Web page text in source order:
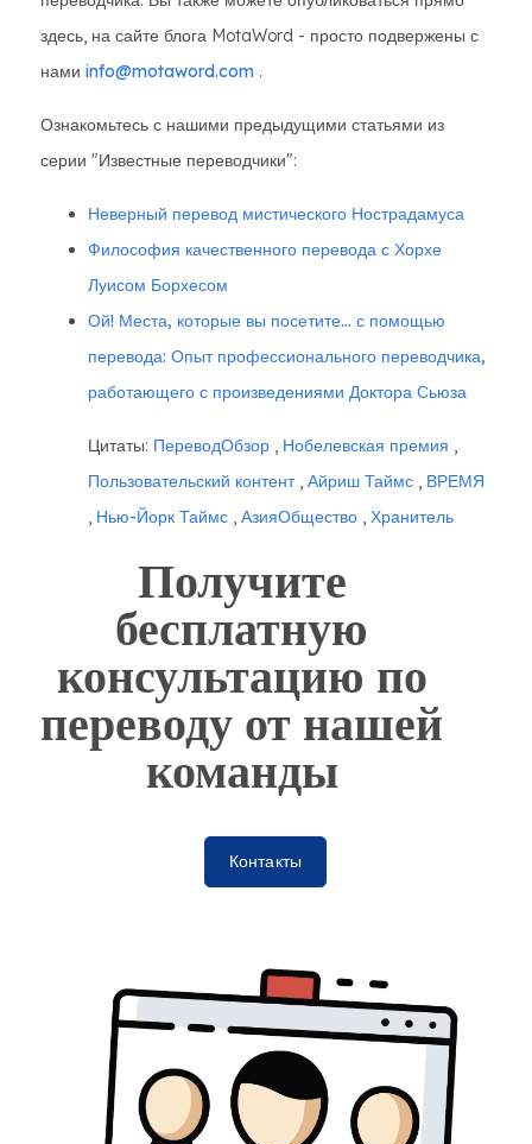
здесь, на сайте блога MotaWord - просто подвержены с
нами info@motaword.com .
Ознакомьтесь с нашими предыдущими статьями из
серии "Известные переводчики":
Неверный перевод мистического Нострадамуса
Философия качественного перевода с Хорхе
Луисом Борхесом
Ой! Места, которые вы посетите... с помощью
перевода: Опыт профессионального переводчика,
работающего с произведениями Доктора Сьюза
Цитаты: ПереводОбзор , Нобелевская премия ,
Пользовательский контент, Айриш Таймс , ВРЕМЯ
, Нью-Йорк Таймс , АзияОбщество , Хранитель
Получите
бесплатную
консультацию по
переводу от нашей
команды
Контакты